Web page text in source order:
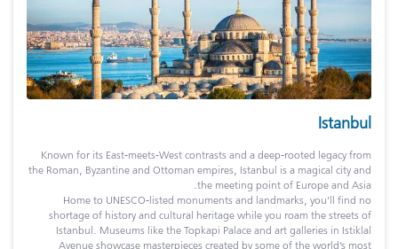
Istanbul
Known for its East-meets-West contrasts and a deep-rooted legacy from
the Roman, Byzantine and Ottoman empires, Istanbul is a magical city and
the meeting point of Europe and Asia.
Home to UNESCO-listed monuments and landmarks, you’ll find no
shortage of history and cultural heritage while you roam the streets of
Istanbul. Museums like the Topkapi Palace and art galleries in Istiklal
Avenue showcase masterpieces created by some of the world’s most